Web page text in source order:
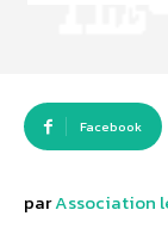
Facebook
parAssociation